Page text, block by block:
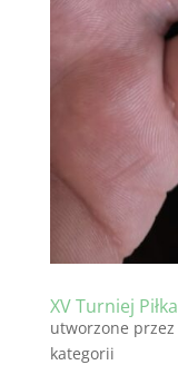
XV Turniej
utworzone przez
kategorii